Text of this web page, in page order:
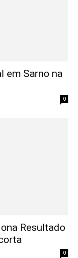
em Sarno na
0
Resultado
0